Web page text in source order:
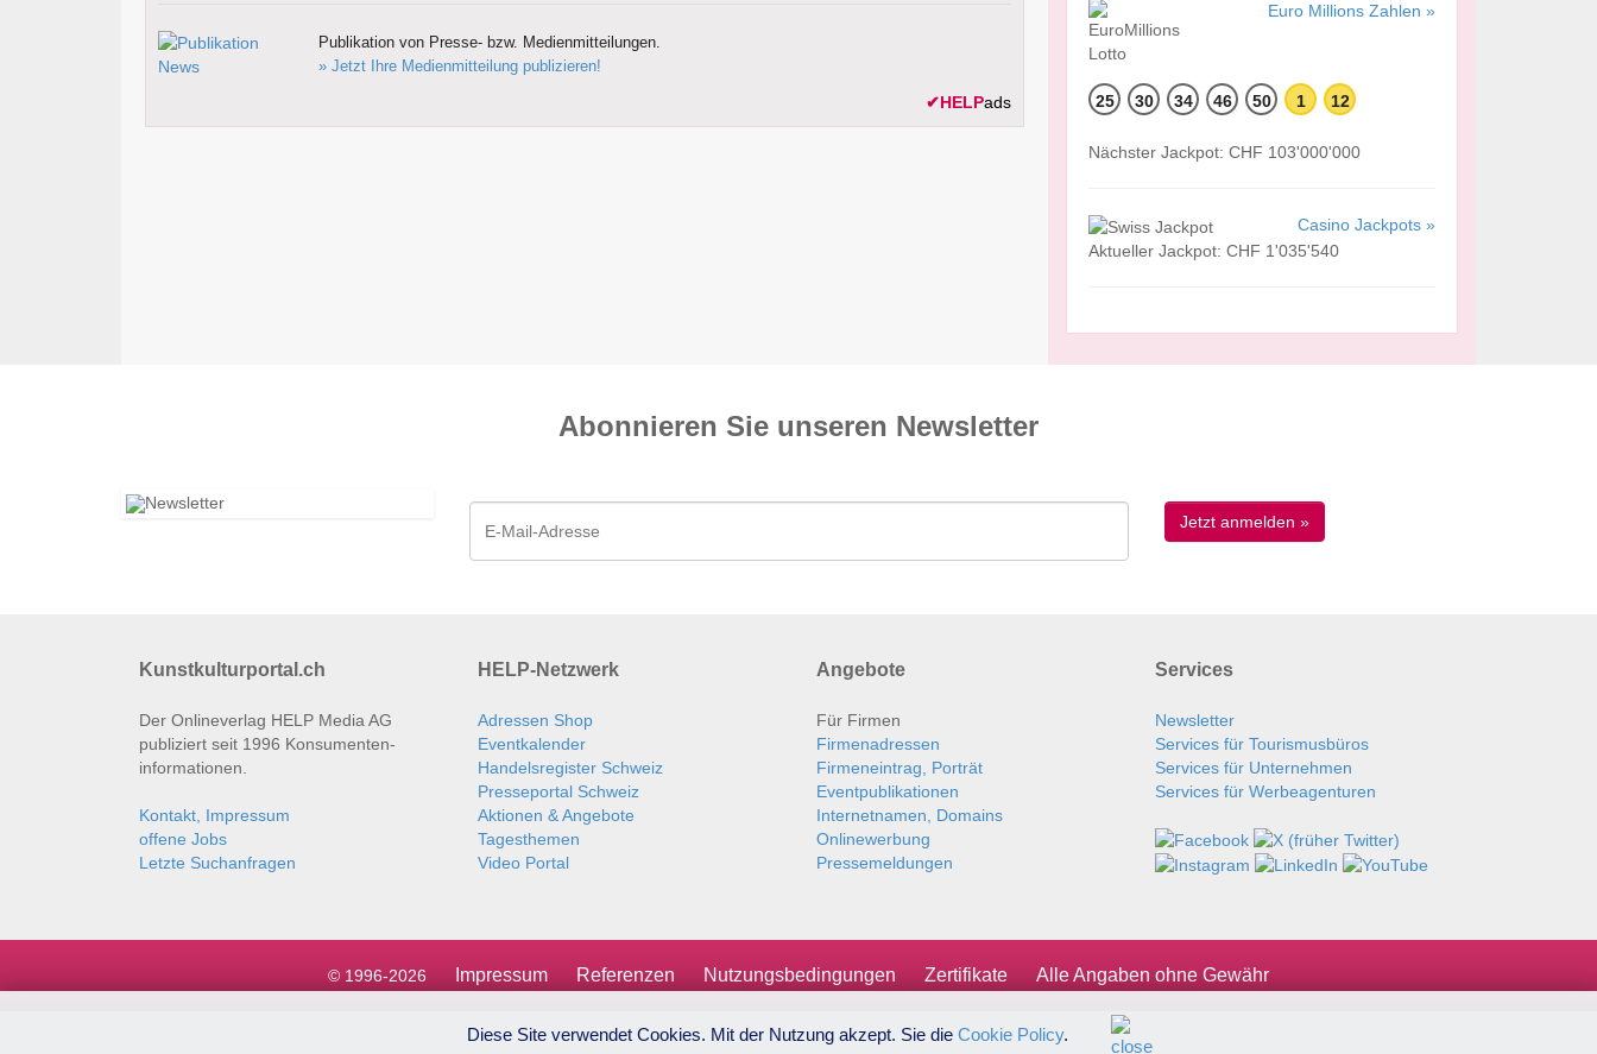
Publikation von Presse- bzw. Medienmitteilungen.
» Jetzt Ihre Medienmitteilung publizieren!
✔HELPads
Euro Millions Zahlen »
25 30 34 46 50 1 12
Nächster Jackpot: CHF 103'000'000
Casino Jackpots »
Aktueller Jackpot: CHF 1'035'540
Abonnieren Sie unseren News­letter
Kunstkulturportal.ch
Der Onlineverlag HELP Media AG
publiziert seit 1996 Konsumenten­
informationen.
Kontakt, Impressum
offene Jobs
Letzte Suchanfragen
HELP-Netzwerk
Adressen Shop
Eventkalender
Handelsregister Schweiz
Presseportal Schweiz
Aktionen & Angebote
Tagesthemen
Video Portal
Angebote
Für Firmen
Firmenadressen
Firmeneintrag, Porträt
Eventpublikationen
Internetnamen, Domains
Onlinewerbung
Pressemeldungen
Services
Newsletter
Services für Tourismusbüros
Services für Unternehmen
Services für Werbeagenturen
© 1996-2026 Impressum Referenzen Nutzungsbedingungen Zertifikate Alle Angaben ohne Gewähr
Diese Site verwendet Cookies. Mit der Nutzung akzept. Sie die Cookie Policy.